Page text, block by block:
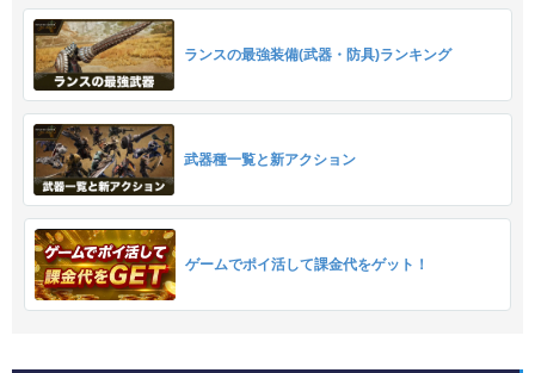
ランスの最強装備(武器・防具)ランキング
武器種一覧と新アクション
ゲームでポイ活して課金代をゲット！